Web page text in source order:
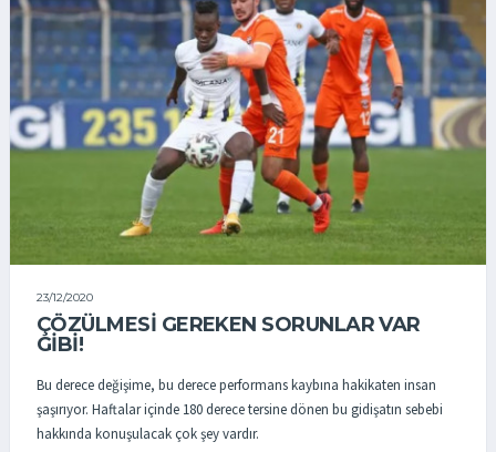
23/12/2020
ÇÖZÜLMESI GEREKEN SORUNLAR VAR
GIBI!
Bu derece değişime, bu derece performans kaybına hakikaten insan
şaşırıyor. Haftalar içinde 180 derece tersine dönen bu gidişatın sebebi
hakkında konuşulacak çok şey vardır.